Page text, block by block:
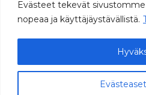
Evästeet tekevät
nopeaa ja käyttäjäystävällistä.
© 2026 Sodan ja